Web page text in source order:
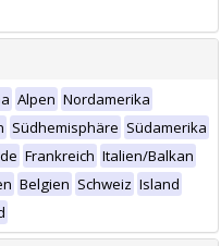
Alpen Nordamerika
Südhemisphäre Südamerika
Frankreich Italien/Balkan
Belgien Schweiz Island